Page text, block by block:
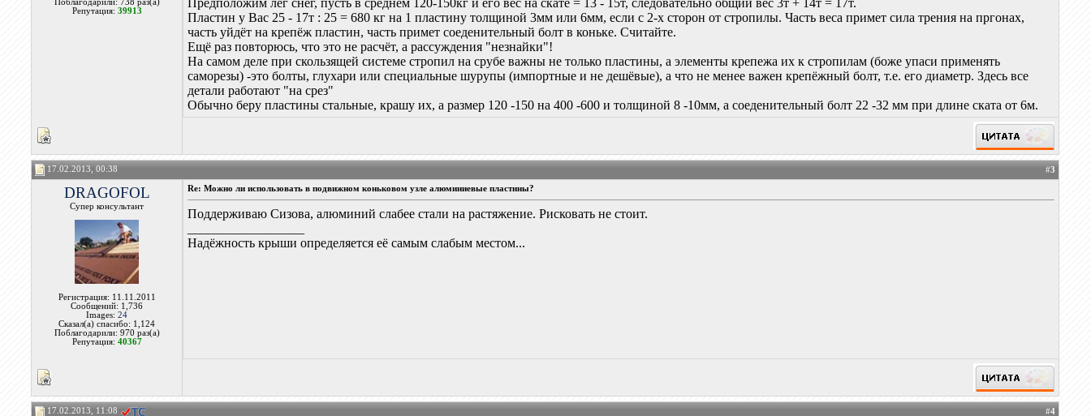
Поблагодарили: 738 раз(а)
Репутация: 39913
Предположим лёг снег, пусть в среднем 120-150кг и его вес на скате = 13 - 15т, следовательно общий вес 3т + 14т = 17т.
Пластин у Вас 25 - 17т : 25 = 680 кг на 1 пластину толщиной 3мм или 6мм, если с 2-х сторон от стропилы. Часть веса примет сила трения на пргонах,
часть уйдёт на крепёж пластин, часть примет соеденительный болт в коньке. Считайте.
Ещё раз повторюсь, что это не расчёт, а рассуждения "незнайки"!
На самом деле при скользящей системе стропил на срубе важны не только пластины, а элементы крепежа их к стропилам (боже упаси применять
саморезы) -это болты, глухари или специальные шурупы (импортные и не дешёвые), а что не менее важен крепёжный болт, т.е. его диаметр. Здесь все
детали работают "на срез"
Обычно беру пластины стальные, крашу их, а размер 120 -150 на 400 -600 и толщиной 8 -10мм, а соеденительный болт 22 -32 мм при длине ската от 6м.
17.02.2013, 00:38 #3
DRAGOFOL
Супер консультант
Регистрация: 11.11.2011
Сообщений: 1,736
Images:24
Сказал(а) спасибо: 1,124
Поблагодарили: 970 раз(а)
Репутация: 40367
Re: Можно ли использовать в подвижном коньковом узле алюминиевые пластины?
Поддерживаю Сизова, алюминий слабее стали на растяжение. Рисковать не стоит.
Надёжность крыши определяется её самым слабым местом...
17.02.2013, 11:08 #4